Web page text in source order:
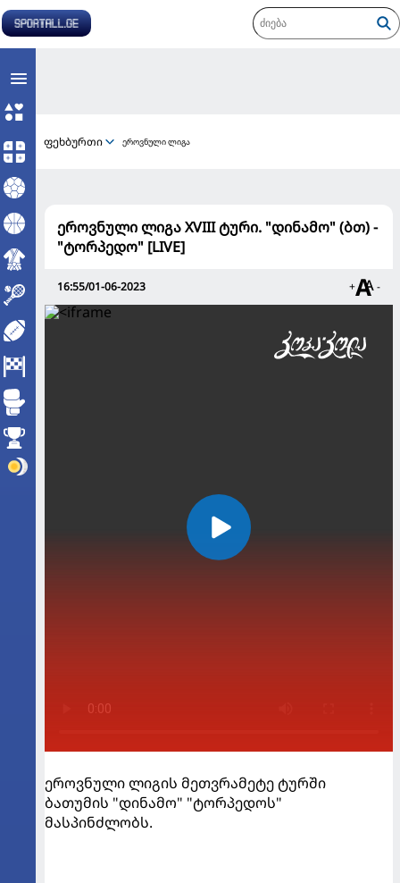
ფეხბურთი ეროვნული ლიგა
ეროვნული ლიგა XVIII ტური. "დინამო" (ბთ) -
"ტორპედო" [LIVE]
16:55/01-06-2023 + -
ეროვნული ლიგის მეთვრამეტე ტურში
ბათუმის "დინამო" "ტორპედოს"
მასპინძლობს.